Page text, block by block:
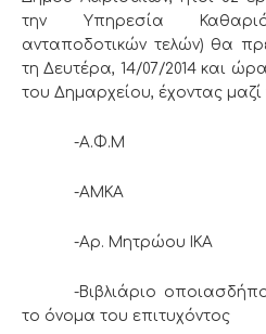
την Υπηρεσία
ανταποδοτικών τελών) θα
τη Δευτέρα, 14/07/2014 και
του Δημαρχείου, έχοντας μαζί
-Α.Φ.Μ
-ΑΜΚΑ
-Αρ. Μητρώου ΙΚΑ
-Βιβλιάριο
το όνομα του επιτυχόντος